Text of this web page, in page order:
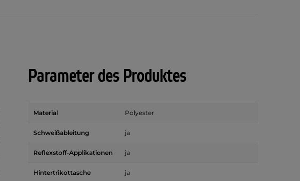
Parameter des Produktes
Material Polyester
Schweißableitung ja
Reflexstoff-Applikationen ja
Hintertrikottasche ja